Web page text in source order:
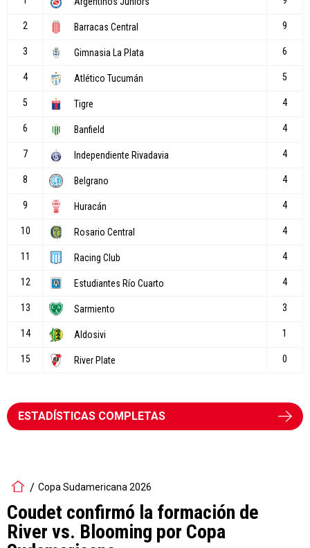
ESTADÍSTICAS COMPLETAS
Copa Sudamericana 2026
Coudet confirmó la formación de
River vs. Blooming por Copa